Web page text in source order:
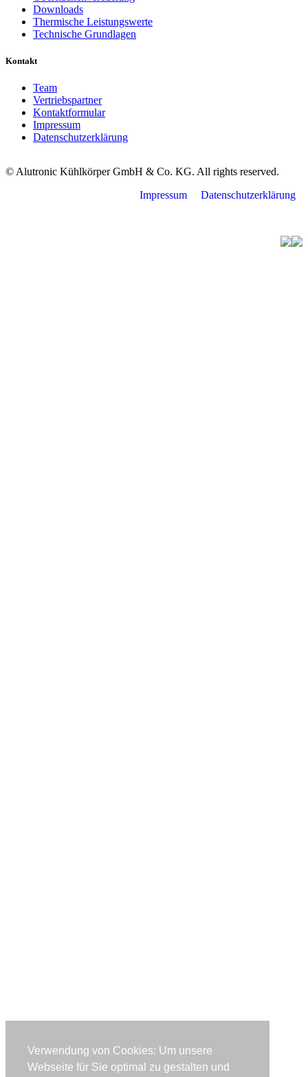
Verwendung von Cookies: Um unsere
Webseite für Sie optimal zu gestalten und
Downloads
Thermische Leistungswerte
Technische Grundlagen
Kontakt
Team
Vertriebspartner
Kontaktformular
Impressum
Datenschutzerklärung
© Alutronic Kühlkörper GmbH & Co. KG. All rights reserved.
Impressum
Datenschutzerklärung